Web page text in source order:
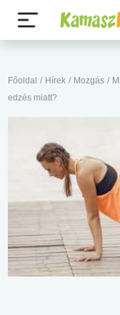
Főoldal / Hírek / Mozgás /
edzés miatt?